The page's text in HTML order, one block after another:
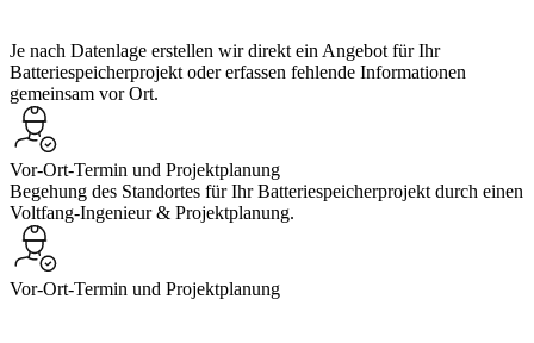
Je nach Datenlage erstellen wir direkt ein Angebot für Ihr
Batteriespeicherprojekt oder erfassen fehlende Informationen
gemeinsam vor Ort.
Vor-Ort-Termin und Projektplanung
Begehung des Standortes für Ihr Batteriespeicherprojekt durch einen
Voltfang-Ingenieur & Projektplanung.
Vor-Ort-Termin und Projektplanung